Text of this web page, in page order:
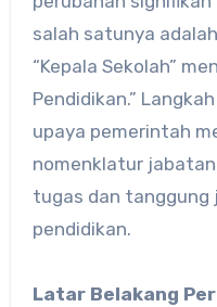
salah satunya
“Kepala Sekolah”
Pendidikan.”
upaya pemerintah
nomenklatur
tugas dan tanggung
pendidikan.
Latar Belakang